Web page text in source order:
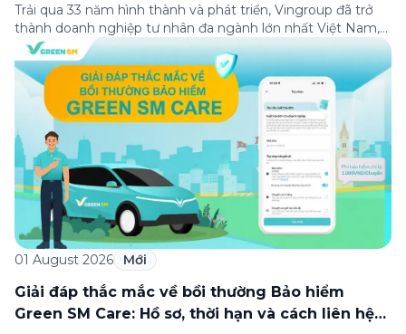
Trải qua 33 năm hình thành và phát triển, Vingroup đã trở
thành doanh nghiệp tư nhân đa ngành lớn nhất Việt Nam,
lọt Top 30 doanh nghiệp lớn nhất Đông Nam Á theo bảng
xếp hạng của Tạp chí Fortune (Mỹ). Nhân kỷ niệm 33 năm
thành lập (8/8/1993 đến 8/8/2026), Green SM trân […]
01 August 2026 Mới
Giải đáp thắc mắc về bồi thường Bảo hiểm
Green SM Care: Hồ sơ, thời hạn và cách liên hệ